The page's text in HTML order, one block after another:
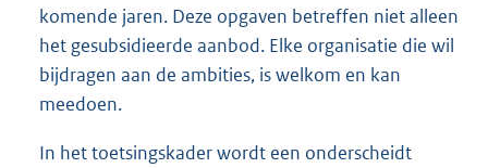
komende jaren. Deze opgaven betreffen niet alleen
het gesubsidieerde aanbod. Elke organisatie die wil
bijdragen aan de ambities, is welkom en kan
meedoen.
In het toetsingskader wordt een onderscheidt